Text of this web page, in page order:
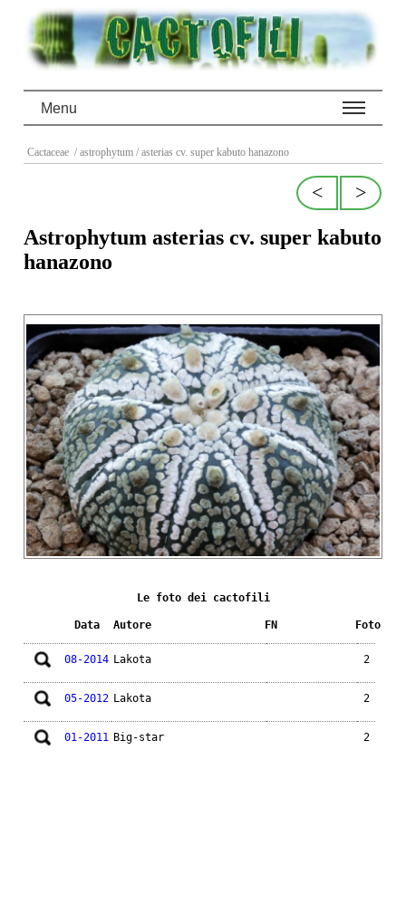
Menu
Cactaceae / astrophytum / asterias cv. super kabuto hanazono
>
<
Astrophytum asterias cv. super kabuto
hanazono
Le foto dei cactofili
Data Autore FN Foto
08-2014 Lakota 2
05-2012 Lakota 2
01-2011 Big-star 2